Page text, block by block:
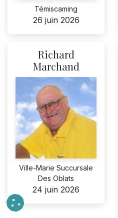
Témiscaming
26 juin 2026
Richard
Marchand
Ville-Marie Succursale
Des Oblats
24 juin 2026